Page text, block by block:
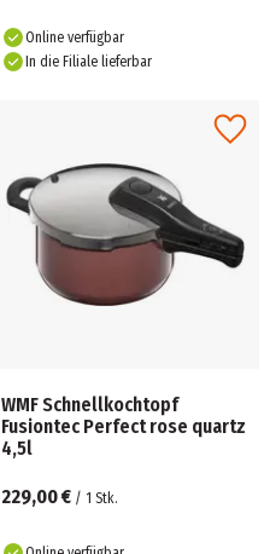
Online verfügbar
In die Filiale lieferbar
WMF Schnellkochtopf
Fusiontec Perfect rose quartz
4,5l
229,00 € / 1 Stk.